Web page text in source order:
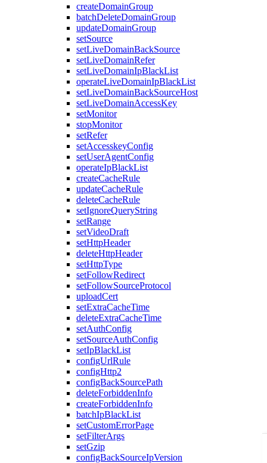
createDomainGroup
batchDeleteDomainGroup
updateDomainGroup
setSource
setLiveDomainBackSource
setLiveDomainRefer
setLiveDomainIpBlackList
operateLiveDomainIpBlackList
setLiveDomainBackSourceHost
setLiveDomainAccessKey
setMonitor
stopMonitor
setRefer
setAccesskeyConfig
setUserAgentConfig
operateIpBlackList
createCacheRule
updateCacheRule
deleteCacheRule
setIgnoreQueryString
setRange
setVideoDraft
setHttpHeader
deleteHttpHeader
setHttpType
setFollowRedirect
setFollowSourceProtocol
uploadCert
setExtraCacheTime
deleteExtraCacheTime
setAuthConfig
setSourceAuthConfig
setIpBlackList
configUrlRule
configHttp2
configBackSourcePath
deleteForbiddenInfo
createForbiddenInfo
batchIpBlackList
setCustomErrorPage
setFilterArgs
setGzip
configBackSourceIpVersion